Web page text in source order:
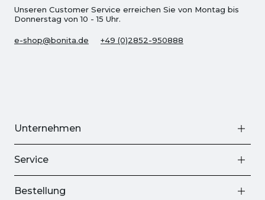
Unseren Customer Service erreichen Sie von Montag bis
Donnerstag von 10 - 15 Uhr.
e-shop@bonita.de +49 (0)2852-950888
Unternehmen
Service
Bestellung